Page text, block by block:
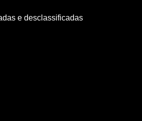
e desclassificadas